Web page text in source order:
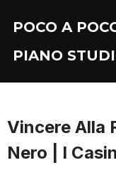
content
POCO A
PIANO
Vincere Alla
Nero | I